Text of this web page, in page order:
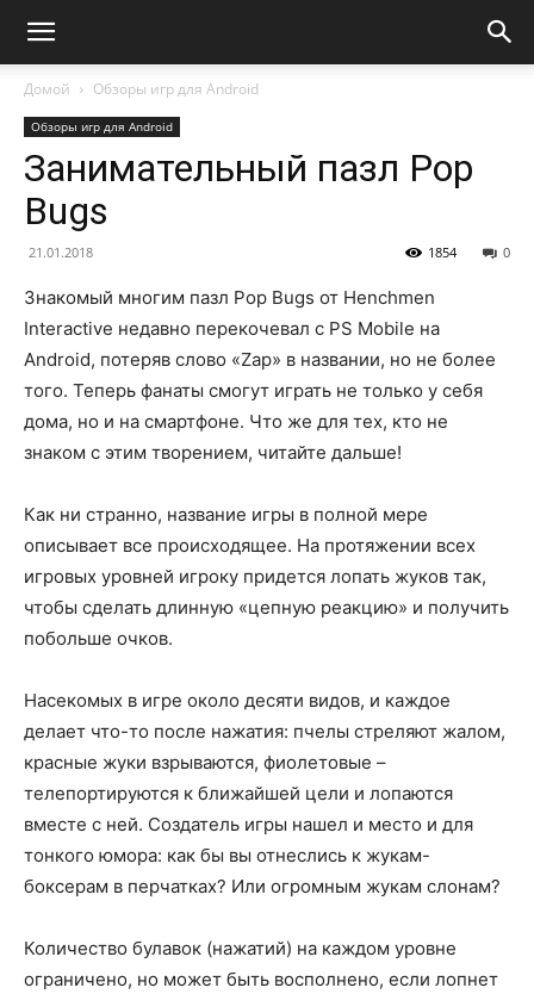
Домой Обзоры игр для Android
Обзоры игр для Android
Занимательный пазл Pop
Bugs
21.01.2018 0
1854
Знакомый многим пазл Pop Bugs от Henchmen
Interactive недавно перекочевал с PS Mobile на
Android, потеряв слово «Zap» в названии, но не более
того. Теперь фанаты смогут играть не только у себя
дома, но и на смартфоне. Что же для тех, кто не
знаком с этим творением, читайте дальше!
Как ни странно, название игры в полной мере
описывает все происходящее. На протяжении всех
игровых уровней игроку придется лопать жуков так,
чтобы сделать длинную «цепную реакцию» и получить
побольше очков.
Насекомых в игре около десяти видов, и каждое
делает что-то после нажатия: пчелы стреляют жалом,
красные жуки взрываются, фиолетовые –
телепортируются к ближайшей цели и лопаются
вместе с ней. Создатель игры нашел и место и для
тонкого юмора: как бы вы отнеслись к жукам-
боксерам в перчатках? Или огромным жукам слонам?
Количество булавок (нажатий) на каждом уровне
ограничено, но может быть восполнено, если лопнет